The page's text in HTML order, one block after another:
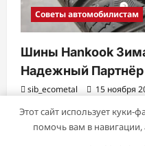
Советы автомобилистам
Шины Hankook
Надежный
sib_ecometal 15 ноября
Авторское право © 2026
Этот сайт использует куки-
помочь вам в